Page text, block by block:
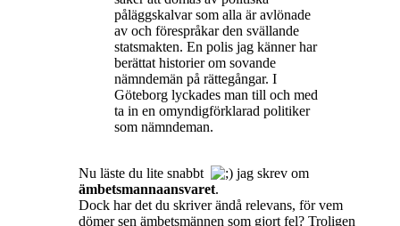
påläggskalvar som alla är avlönade
av och förespråkar den svällande
statsmakten. En polis jag känner har
berättat historier om sovande
nämndemän på rättegångar. I
Göteborg lyckades man till och med
ta in en omyndigförklarad politiker
som nämndeman.
Nu läste du lite snabbt
jag skrev om
ämbetsmannaansvaret.
Dock har det du skriver ändå relevans, för vem
dömer sen ämbetsmännen som gjort fel? Troligen